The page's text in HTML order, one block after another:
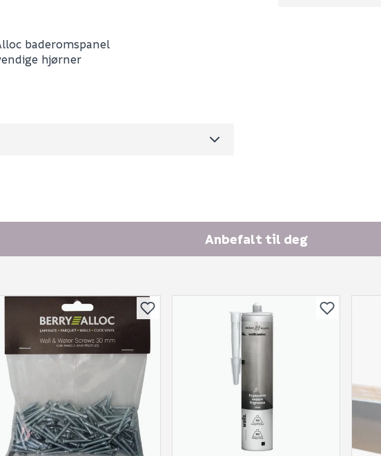
baderomspanel
hjørner
(dm3 per salgsforpakning)
Skjule
Spørsmålet og
Ingen
Anbefalt til deg